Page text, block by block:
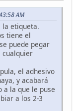
AM
la etiqueta.
tiene el
puede pegar
cualquier
el adhesivo
y acabará
a la que le puse
a los 2-3